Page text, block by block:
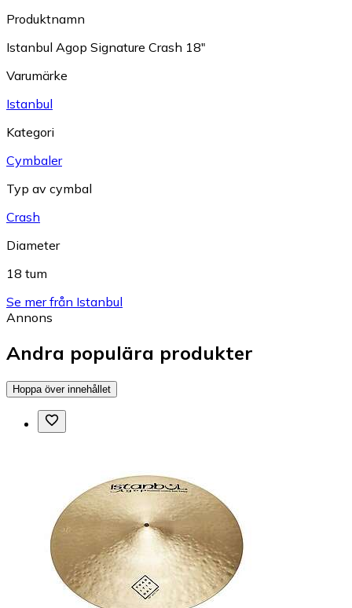
Produktnamn
Istanbul Agop Signature Crash 18"
Varumärke
Istanbul
Kategori
Cymbaler
Typ av cymbal
Crash
Diameter
18 tum
Se mer från Istanbul
Annons
Andra populära produkter
Hoppa över innehållet